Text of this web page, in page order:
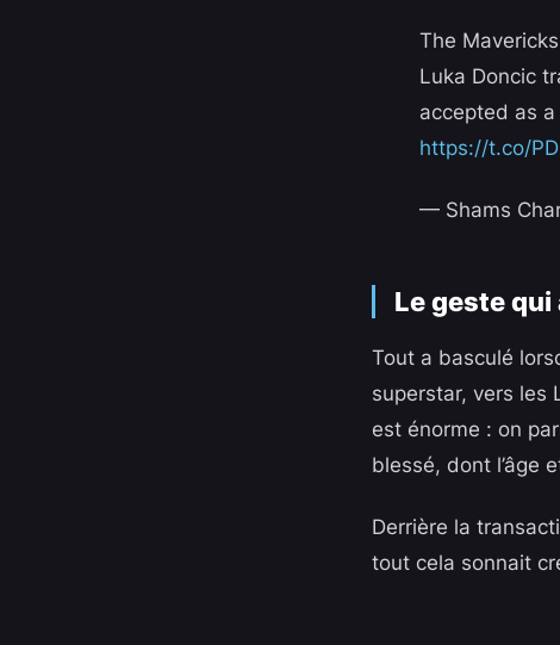
The
Luka Doncic
accepted as
https://t.co/
— Shams
Le geste
Tout a basculé
superstar, vers les
est énorme : on
blessé, dont l’âge
Derrière la
tout cela sonnait